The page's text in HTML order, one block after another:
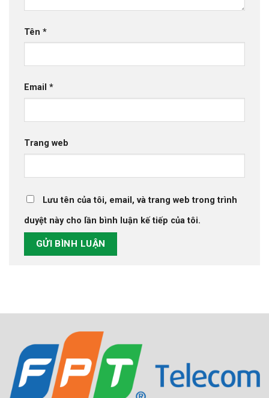
Tên *
Email *
Trang web
Lưu tên của tôi, email, và trang web trong trình
duyệt này cho lần bình luận kế tiếp của tôi.